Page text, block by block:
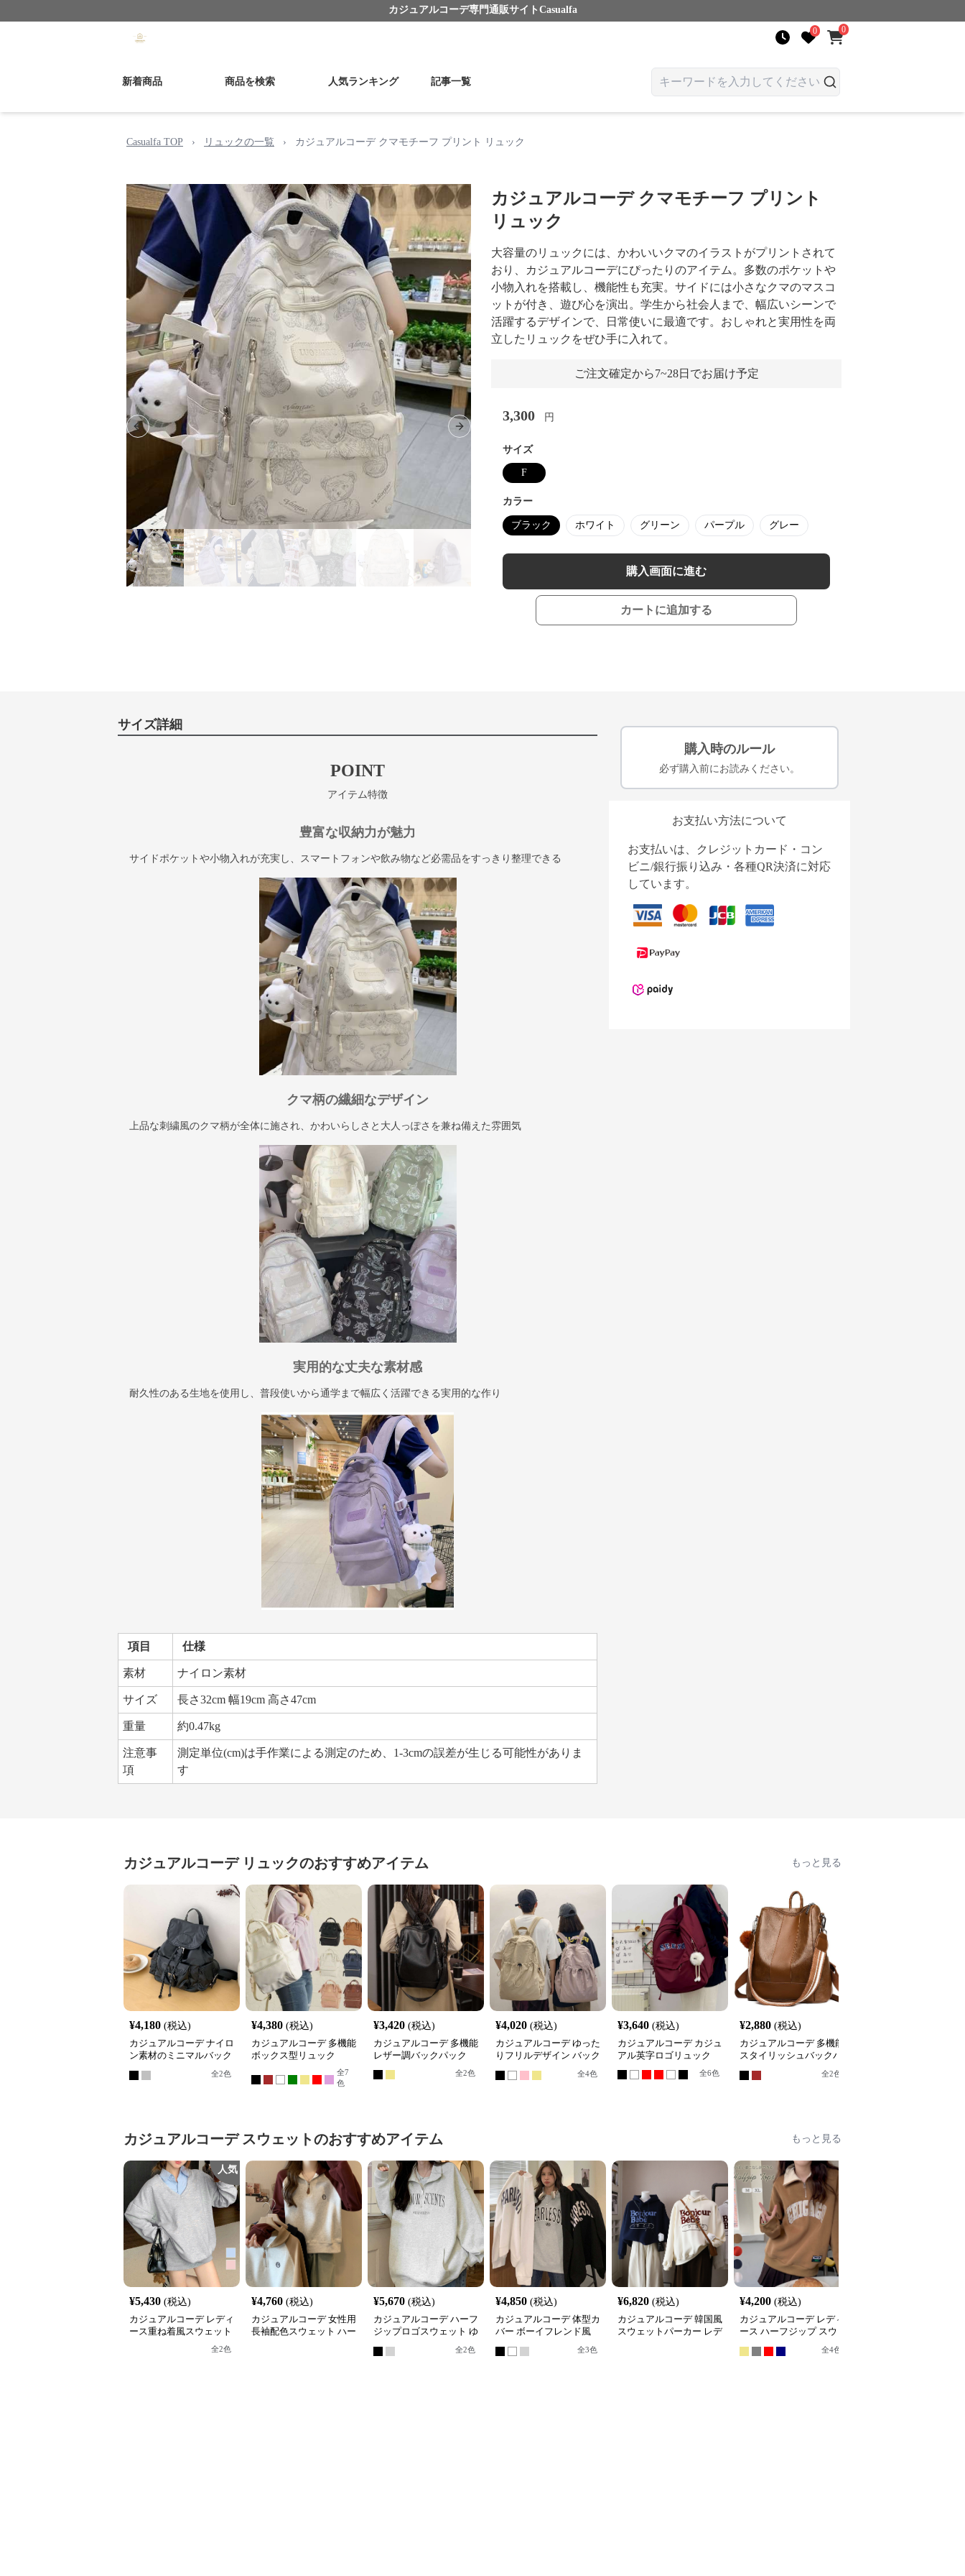
カジュアルコーデ専門通販サイト Casualfa
0 0
新着商品 商品を検索 人気ランキング 記事一覧
Casualfa TOP › リュックの一覧 › カジュアルコーデ クマモチーフ プリント リュック
Previous slide Next slide
カジュアルコーデ クマモチーフ プリント
リュック
大容量のリュックには、かわいいクマのイラストがプリントされて
おり、カジュアルコーデにぴったりのアイテム。多数のポケットや
小物入れを搭載し、機能性も充実。サイドには小さなクマのマスコ
ットが付き、遊び心を演出。学生から社会人まで、幅広いシーンで
活躍するデザインで、日常使いに最適です。おしゃれと実用性を両
立したリュックをぜひ手に入れて。
ご注文確定から7~28日でお届け予定
3,300 円
サイズ
F
カラー
ブラック ホワイト グリーン パープル グレー
購入画面に進む
カートに追加する
サイズ詳細
POINT
アイテム特徴
豊富な収納力が魅力
サイドポケットや小物入れが充実し、スマートフォンや飲み物など必需品をすっきり整理できる
クマ柄の繊細なデザイン
上品な刺繍風のクマ柄が全体に施され、かわいらしさと大人っぽさを兼ね備えた雰囲気
実用的な丈夫な素材感
耐久性のある生地を使用し、普段使いから通学まで幅広く活躍できる実用的な作り
項目 仕様
素材 ナイロン素材
サイズ 長さ32cm 幅19cm 高さ47cm
重量 約0.47kg
注意事
項
測定単位(cm)は手作業による測定のため、1-3cmの誤差が生じる可能性がありま
す
購入時のルール
必ず購入前にお読みください。
お支払い方法について
お支払いは、クレジットカード・コン
ビニ/銀行振り込み・各種QR決済に対応
しています。
カジュアルコーデ リュックのおすすめアイテム もっと見る
¥4,180 (税込)
カジュアルコーデ ナイロ
ン素材のミニマルバック
全2色
¥4,380 (税込)
カジュアルコーデ 多機能
ボックス型リュック
全7
色
¥3,420 (税込)
カジュアルコーデ 多機能
レザー調バックパック
全2色
¥4,020 (税込)
カジュアルコーデ ゆった
りフリルデザイン バック
全4色
¥3,640 (税込)
カジュアルコーデ カジュ
アル英字ロゴリュック
全6色
¥2,880 (税込)
カジュアルコーデ 多機能
スタイリッシュバックパ
全2色
カジュアルコーデ スウェットのおすすめアイテム もっと見る
人気
¥5,430 (税込)
カジュアルコーデ レディ
ース重ね着風スウェット
長袖シャツ襟切り替え
全2色
¥4,760 (税込)
カジュアルコーデ 女性用
長袖配色スウェット ハー
¥5,670 (税込)
カジュアルコーデ ハーフ
ジップロゴスウェット ゆ
ったりビッグシルエット
全2色
¥4,850 (税込)
カジュアルコーデ 体型カ
バー ボーイフレンド風
全3色
¥6,820 (税込)
カジュアルコーデ 韓国風
スウェットパーカー レデ
¥4,200 (税込)
カジュアルコーデ レディ
ース ハーフジップ スウ
ェット ゆったり カジュ
アル トップス
全4色